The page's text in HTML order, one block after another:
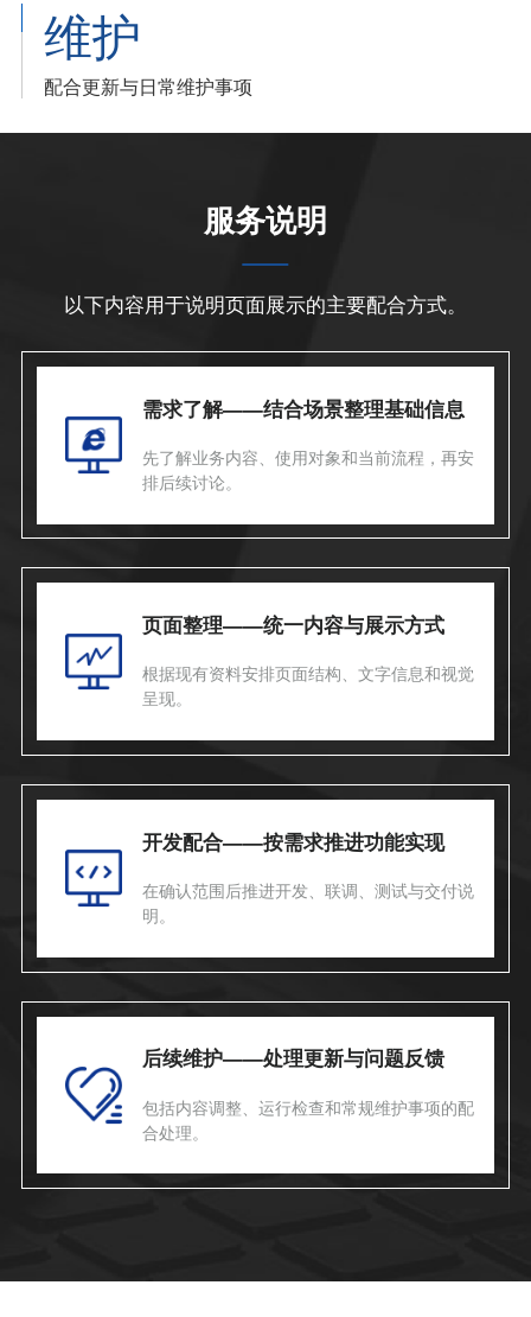
维护
配合更新与日常维护事项
服务说明
以下内容用于说明页面展示的主要配合方式。
需求了解——结合场景整理基础信息
先了解业务内容、使用对象和当前流程，再安
排后续讨论。
页面整理——统一内容与展示方式
根据现有资料安排页面结构、文字信息和视觉
呈现。
开发配合——按需求推进功能实现
在确认范围后推进开发、联调、测试与交付说
明。
后续维护——处理更新与问题反馈
包括内容调整、运行检查和常规维护事项的配
合处理。